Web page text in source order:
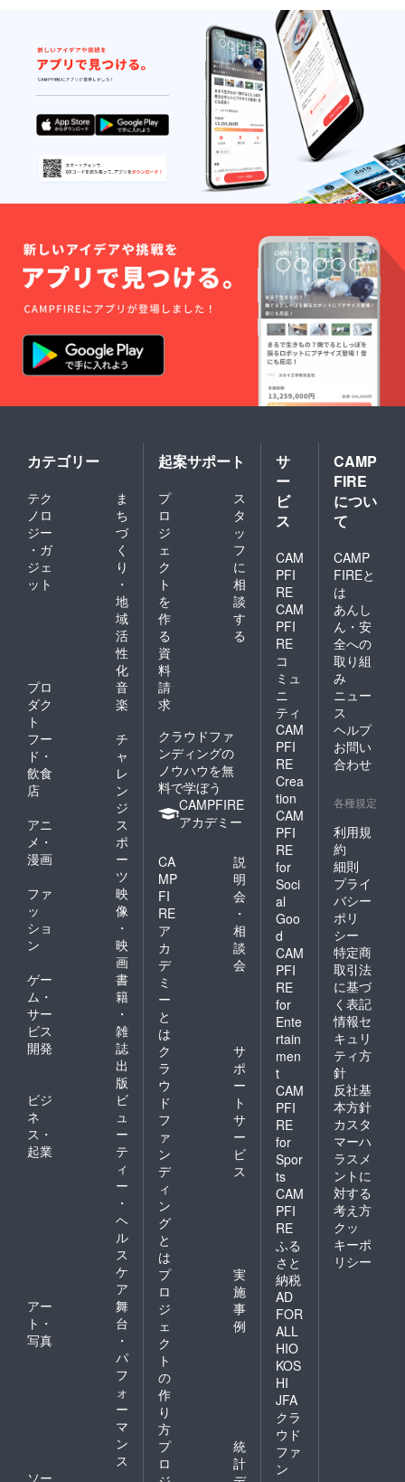
更新し
て参り
ます。
イラス
トの進
度な
ど、随
時発表
するこ
とがあ
る際に
は週に2
回程度
に増え
があり
ます。
度な
ど、随
時発表
するこ
とがあ
る際に
は週に2
回程度
に増え
る場合
があり
ます。
ドファ
ンディ
ング内
での報
告の方
がより
濃い内
容と
なって
おりま
す。 ・
提供期
間や回
数:クラ
ディン
グ掲載
期間中
に、1週
間に1回
程度を
目安に
更新し
て参り
ます。
イラス
トの進
時発表
するこ
とがあ
る際に
は週に2
回程度
があり
ます。
ラスト
のお披
露目と
同時に
イラス
トレー
ター様
のお名
前及び
TwitterI
Dの方も
公開さ
せて頂
きます
済み)。
【※3】
活動報
告につ
いて ・
提供方
法:クラ
ウド
ファン
ディン
の報告
にて提
供させ
て頂き
ます。
クラウ
ドファ
ンディ
での報
告の方
がより
濃い内
容と
なって
おりま
す。 ・
提供期
間や回
数:クラ
ウド
ファン
ディン
グ掲載
間に1回
目安に
更新し
て参り
ます。
イラス
トの進
度な
ど、随
時発表
するこ
とがあ
る際に
は週に2
回程度
に増え
る場合
があり
ます。
たもの
がグッ
ズにな
る予定
です。
依頼品
が完成
次第、
活動報
告書及
び
Twitter
にてお
披露目
す。イ
ラスト
レー
ター様
の予定
と5月中
旬頃を
目処に
出来上
定で
のお披
露目と
同時に
イラス
トレー
ター様
のお名
TwitterI
Dの方も
公開さ
せて頂
きます
(掲載許
可取得
済み)。
【※3】
活動報
告につ
いて ・
提供方
法:クラ
ウド
グ内で
及び
Twitter
にて提
供させ
て頂き
ます。
クラウ
ドファ
ンディ
ング内
での報
告の方
がより
濃い内
容と
なって
おりま
す。 ・
提供期
間や回
数:クラ
ウド
ファン
ディン
グ掲載
期間中
に、1週
間に1回
程度を
目安に
更新し
ン:画像
参照)
13.限定
デザイ
ンジャ
ンパー
(サイ
ズ:XL/
デザイ
ン:画像
参照)
14.婚姻
届セッ
ト※2 ・
速沼子
の
virtual
運転免
許証 ・
り婚姻
届
【※1】1
周年記
ストを
周年記
念イラ
ストを
利用し
たもの
がグッ
ズにな
です。
依頼品
が完成
次第、
活動報
告書及
Twitter
にてお
披露目
して参
りま
す。イ
ラスト
レー
による
旬頃を
目処に
出来上
がる予
す。イ
ラスト
のお披
露目と
同時に
イラス
トレー
ター様
のお名
前及び
TwitterI
Dの方も
公開さ
せて頂
きます
(掲載許
可取得
済み)。
【※2】
全て本
物（正
式な印
鑑、書
類、免
許証）
ではな
カテゴリー
テク
ノロ
ジー
・ガ
ジェ
ット
ま
ち
づ
く
り
・
地
域
活
性
化
プロ
ダク
ト
音
楽
フー
ド・
飲食
店
チ
ャ
レ
ン
ジ
アニ
メ・
漫画
ス
ポ
ー
ツ
ファ
ッ
ショ
ン
映
像
・
映
画
ゲー
ム・
サー
ビス
開発
書
籍
・
雑
誌
出
版
ビジ
ネ
ス・
起業
ビ
ュ
ー
テ
ィ
ー
・
ヘ
ル
ス
ケ
ア
アー
ト・
写真
舞
台
・
パ
フ
ォ
ー
マ
ン
ス
ソー
起案サポート
プ
ロ
ジ
ェ
ク
ト
を
作
る
ス
タ
ッ
フ
に
相
談
す
る
資
料
請
求
クラウドファ
ンディングの
ノウハウを無
料で学ぼう
CAMPFIRE
アカデミー
CA
MP
FI
RE
ア
カ
デ
ミ
ー
と
は
説
明
会
・
相
談
会
ク
ラ
ウ
ド
フ
ァ
ン
デ
ィ
ン
グ
と
は
サ
ポ
ー
ト
サ
ー
ビ
ス
プ
ロ
ジ
ェ
ク
ト
の
作
り
方
実
施
事
例
プ
ロ
統
計
サ
ー
ビ
ス
CAM
PFI
RE
CAM
PFI
RE
コ
ミュ
ニ
ティ
CAM
PFI
RE
Crea
tion
CAM
PFI
RE
for
Soci
al
Goo
d
CAM
PFI
RE
for
Ente
rtain
men
t
CAM
PFI
RE
for
Spor
ts
CAM
PFI
RE
ふる
さと
納税
AD
FOR
ALL
HIO
KOS
HI
JFA
クラ
ウド
ファ
ン
CAMP
FIRE
につい
て
CAMP
FIREと
は
あんし
ん・安
全への
取り組
み
ニュー
ス
ヘルプ
お問い
合わせ
各種規定
利用規
約
細則
プライ
バシー
ポリ
シー
特定商
取引法
に基づ
く表記
情報セ
キュリ
ティ方
針
反社基
本方針
カスタ
マーハ
ラスメ
ントに
対する
考え方
クッ
キーポ
リシー